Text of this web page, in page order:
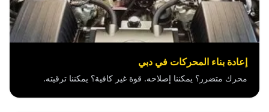
إعادة بناء المحركات في دبي
محرك متضرر؟ يمكننا إصلاحه. قوة غير كافية؟ يمكننا ترقيته.